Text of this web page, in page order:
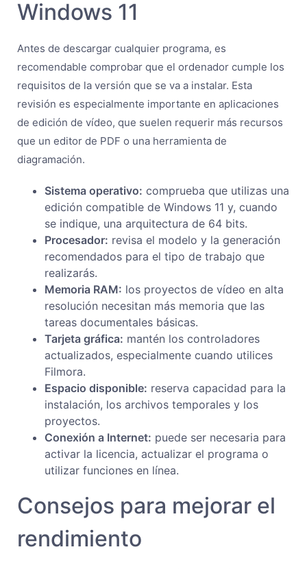
Windows 11
Antes de descargar cualquier programa, es
recomendable comprobar que el ordenador cumple los
requisitos de la versión que se va a instalar. Esta
revisión es especialmente importante en aplicaciones
de edición de vídeo, que suelen requerir más recursos
que un editor de PDF o una herramienta de
diagramación.
Sistema operativo: comprueba que utilizas una
edición compatible de Windows 11 y, cuando
se indique, una arquitectura de 64 bits.
Procesador: revisa el modelo y la generación
recomendados para el tipo de trabajo que
realizarás.
Memoria RAM: los proyectos de vídeo en alta
resolución necesitan más memoria que las
tareas documentales básicas.
Tarjeta gráfica: mantén los controladores
actualizados, especialmente cuando utilices
Filmora.
Espacio disponible: reserva capacidad para la
instalación, los archivos temporales y los
proyectos.
Conexión a Internet: puede ser necesaria para
activar la licencia, actualizar el programa o
utilizar funciones en línea.
Consejos para mejorar el
rendimiento